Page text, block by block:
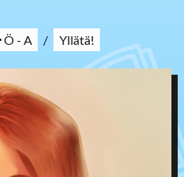
Ö - A / Yllätä!